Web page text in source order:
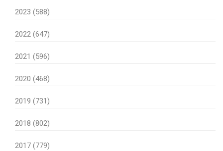
2023 (588)
2022 (647)
2021 (596)
2020 (468)
2019 (731)
2018 (802)
2017 (779)